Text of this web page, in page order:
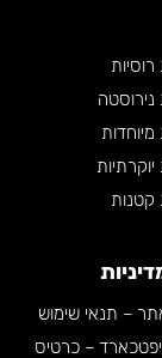
רוסיות
נירוסטה
מיוחדות
יוקרתיות
קטנות
– תנאי שימוש
– כרטיס